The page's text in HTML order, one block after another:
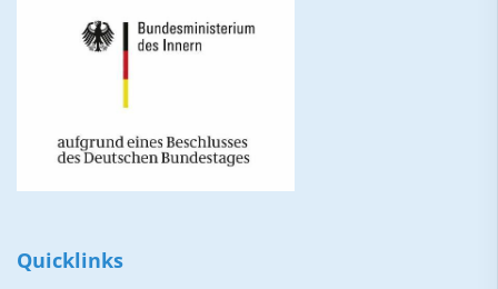
Quicklinks